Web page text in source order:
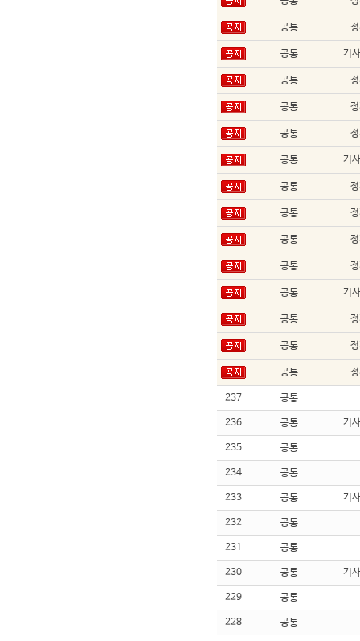
공통
공통 기
공통
공통
공통
공통 기
공통
공통
공통
공통
공통 기
공통
공통
공통
237 공통
236 공통 기
235 공통
234 공통
233 공통 기
232 공통
231 공통
230 공통 기
229 공통
228 공통